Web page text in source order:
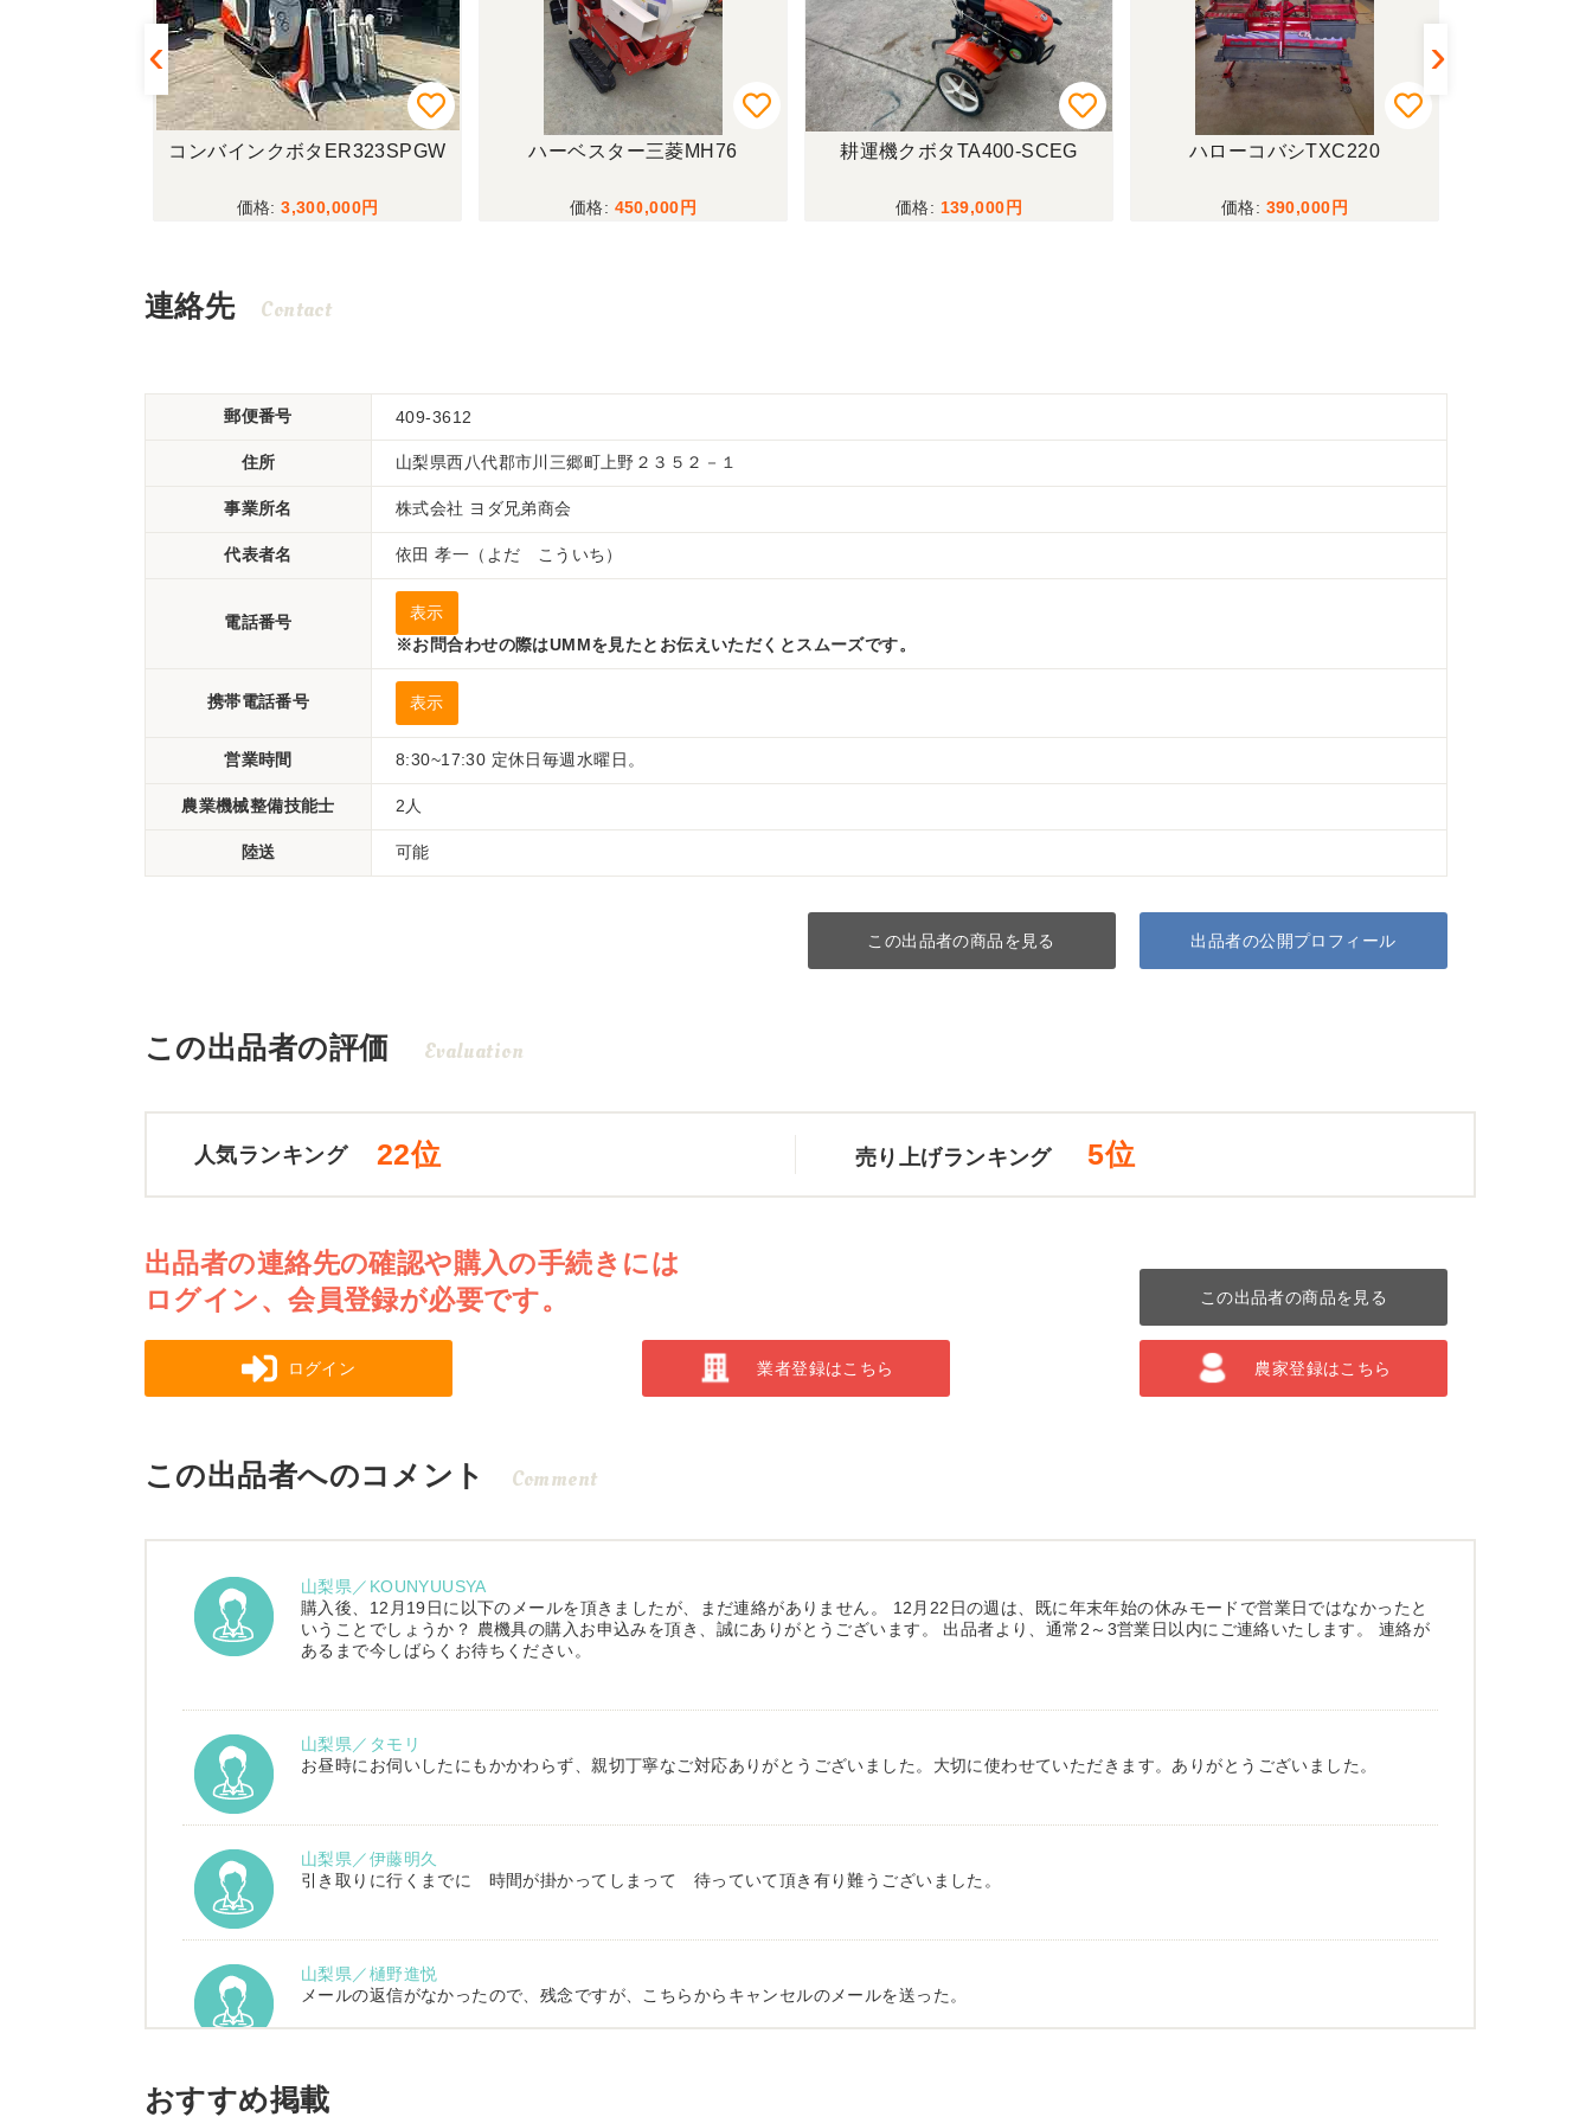
コンバインクボタER323SPGW
3,300,000
ハーベスター三菱MH76
450,000
耕運機クボタTA400-SCEG
139,000
ハローコバシTXC220
390,000
連絡先 Contact
郵便番号 409-3612
住所 山梨県西八代郡市川三郷町上野２３５２－１
事業所名 株式会社 ヨダ兄弟商会
代表者名 依田 孝一（よだ こういち）
電話番号
表示
※お問合わせの際はUMMを見たとお伝えいただくとスムーズです。
携帯電話番号 表示
営業時間 8:30~17:30 定休日毎週水曜日。
農業機械整備技能士 2人
陸送 可能
この出品者の商品を見る 出品者の公開プロフィール
この出品者の評価 Evaluation
人気ランキング 22位 売り上げランキング 5位
出品者の連絡先の確認や購入の手続きには
ログイン、会員登録が必要です。
この出品者の商品を見る
ログイン 業者登録はこちら 農家登録はこちら
この出品者へのコメント Comment
山梨県／KOUNYUUSYA
購入後、12月19日に以下のメールを頂きましたが、まだ連絡がありません。 12月22日の週は、既に年末年始の休みモードで営業日ではなかったと
いうことでしょうか？ 農機具の購入お申込みを頂き、誠にありがとうございます。 出品者より、通常2～3営業日以内にご連絡いたします。 連絡が
あるまで今しばらくお待ちください。
山梨県／タモリ
お昼時にお伺いしたにもかかわらず、親切丁寧なご対応ありがとうございました。大切に使わせていただきます。ありがとうございました。
山梨県／伊藤明久
引き取りに行くまでに 時間が掛かってしまって 待っていて頂き有り難うございました。
山梨県／樋野進悦
メールの返信がなかったので、残念ですが、こちらからキャンセルのメールを送った。
山梨県／伊藤明久
こちらの希望価格にして頂き有り難う御座いました。 引き取りにお伺いするまで 待って頂き有り難うございました。
おすすめ掲載